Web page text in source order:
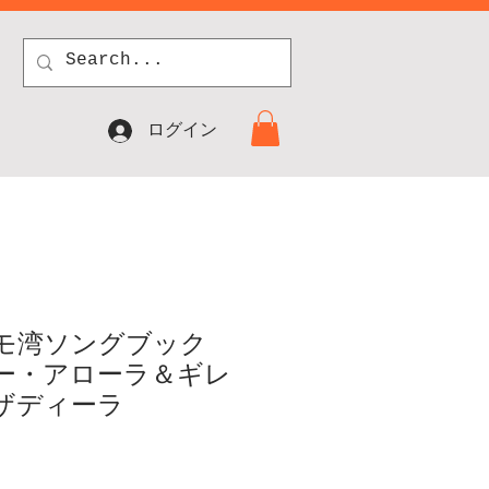
ログイン
湾ソングブック
・アローラ＆ギレ
ディーラ